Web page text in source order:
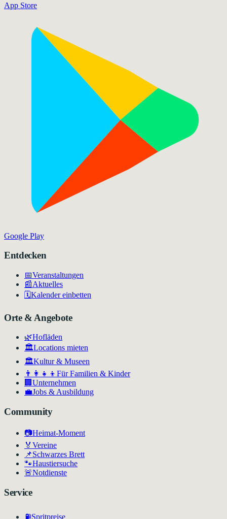
App Store
Google Play
Entdecken
📅Veranstaltungen
📰Aktuelles
🗓️Kalender einbetten
Orte & Angebote
🌿Hofläden
🏛️Locations mieten
🏛Kultur & Museen
👨‍👩‍👧‍👦 Für Familien & Kinder
🏢 Unternehmen
💼Jobs & Ausbildung
Community
📷Heimat-Moment
🏅 Vereine
📌Schwarzes Brett
🐾Haustiersuche
🚨Notdienste
Service
⛽Spritpreise